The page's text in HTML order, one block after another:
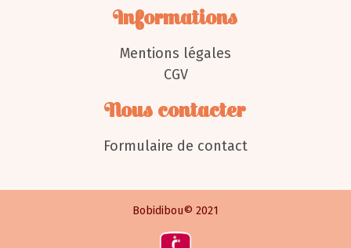
Informations
Mentions légales
CGV
Nous contacter
Formulaire de contact
Bobidibou© 2021